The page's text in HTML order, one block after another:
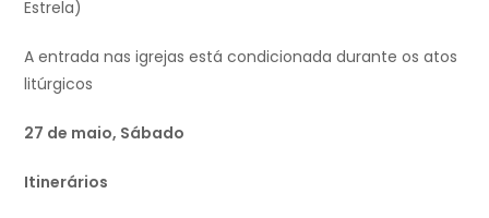
Estrela)
A entrada nas igrejas está condicionada durante os atos
litúrgicos
27 de maio, Sábado
Itinerários